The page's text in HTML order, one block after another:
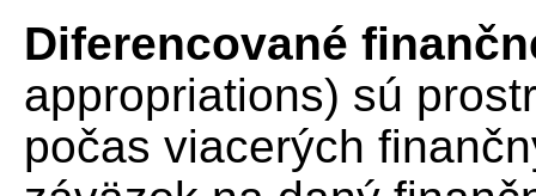
Diferencované
appropriations) sú
počas viacerých